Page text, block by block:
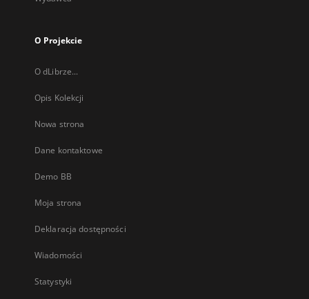
O Projekcie
O dLibrze...
Opis Kolekcji
Nowa strona
Dane kontaktowe
Demo BB
Moja strona
Deklaracja dostępności
Wiadomości
Statystyki